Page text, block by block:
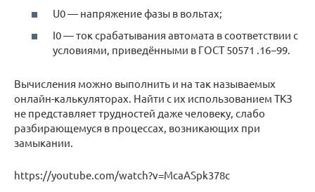
U0 — напряжение фазы в вольтах;
I0 — ток срабатывания автомата в соответствии с
условиями, приведёнными в ГОСТ 50571 .16−99.
Вычисления можно выполнить и на так называемых
онлайн-калькуляторах. Найти с их использованием ТКЗ
не представляет трудностей даже человеку, слабо
разбирающемуся в процессах, возникающих при
замыкании.
https://youtube.com/watch?v=McaASpk378c